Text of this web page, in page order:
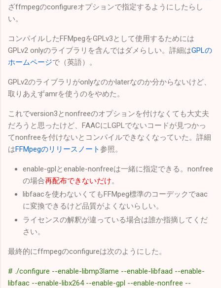
ざffmpegのconfigureオプションで指定するようにしたらし
い。
コンパイルしたFFMpegをGPLv3として使用するためには
GPLv2 onlyのライブラリを含んではダメらしい。詳細はGPLの
ホームページで（英語）。
GPLv2のライブラリがonlyなのかlaterなのか分からないけど、
取りあえずamrを使うのをやめた。
これでversion3とnonfreeのオプションを付けなくても大丈夫
だろうと思ったけど、FAACにLGPLでないコードが見つかっ
てnonfreeを付けないとコンパイルできなくなっていた。詳細
はFFMpegのリリースノート参照。
enable-gplとenable-nonfreeは一緒に指定できる。nonfree
の場合再配布できないだけ。
libfaacを使わないくてもFFMpeg標準のコーデックでaac
に変換できるけど品質がよくないらしい。
ライセンスの解釈が違っている場合は誰か指摘してくだ
さい。
最終的にffmpegのconfigureは次のようにした。
# ./configure --enable-libmp3lame --enable-libfaad --enable-
libfaac --enable-libx264 --enable-gpl --enable-nonfree --